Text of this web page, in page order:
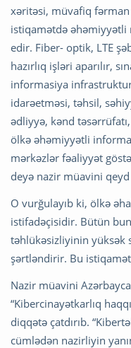
xəritəsi, müvafiq fərman
istiqamətdə əhəmiyyətli
edir. Fiber- optik, LTE
hazırlıq işləri aparılır,
informasiya
idarəetməsi, təhsil,
ədliyyə, kənd
ölkə əhəmiyyətli
mərkəzlər fəaliyyət
deyə nazir müavini
O vurğulayıb ki, ölkə
istifadəçisidir. Bütün
təhlükəsizliyinin yüksək
şərtləndirir. Bu
Nazir müavini
“Kibercinayətkarlıq
diqqətə çatdırıb.
cümlədən nazirliyin